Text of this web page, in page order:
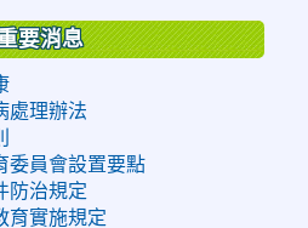
要消息
處理辦法
委員會設置要點
防治規定
育實施規定